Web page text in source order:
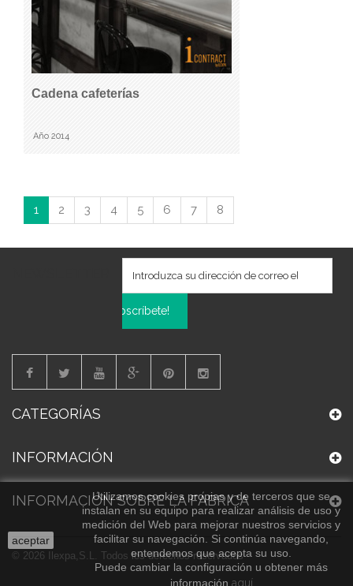
Cadena cafeterías
Año 2014
1 2 3 4 5 6 7 8
Subscríbete!
CATEGORÍAS
INFORMACIÓN
© 2026 Ilexpa,S.L. Todos los derechos reservados
INFORMACIÓN SOBRE LA FÁBRICA
aceptar
Utilizamos cookies propias y de terceros que se
instalan en su equipo para realizar análisis de uso y
medición del Web para mejorar nuestros servicios y
facilitar su navegación. Si continúa navegando,
entendemos que acepta su uso.
Puede cambiar la configuración u obtener más
información aquí